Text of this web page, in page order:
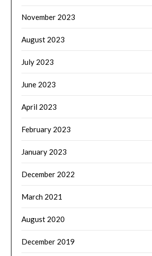
November 2023
August 2023
July 2023
June 2023
April 2023
February 2023
January 2023
December 2022
March 2021
August 2020
December 2019